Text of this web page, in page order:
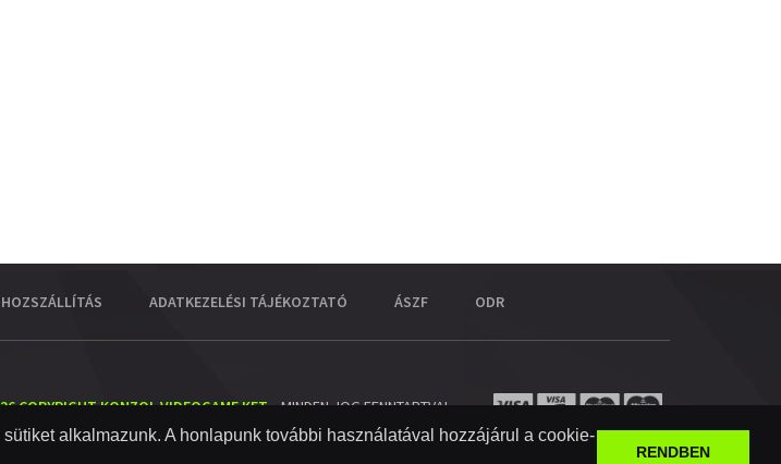
alkalmazunk. A honlapunk további használatával hozzájárul a cookie-
RENDBEN
ADATKEZELÉSI TÁJÉKOZTATÓ ÁSZF ODR
COPYRIGHT KONZOL VIDEOGAME KFT.- MINDEN JOG FENNTARTVA!